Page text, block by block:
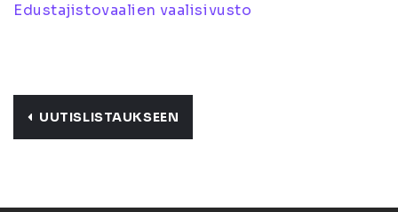
Edustajistovaalien vaalisivusto
UUTISLISTAUKSEEN